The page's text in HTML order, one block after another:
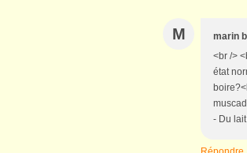
M marin
<br />
état
- Du